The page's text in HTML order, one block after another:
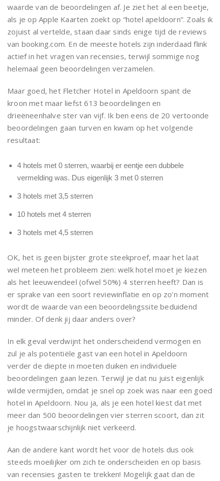
waarde van de beoordelingen af. Je ziet het al een beetje,
als je op Apple Kaarten zoekt op “hotel apeldoorn”. Zoals ik
zojuist al vertelde, staan daar sinds enige tijd de reviews
van booking.com. En de meeste hotels zijn inderdaad flink
actief in het vragen van recensies, terwijl sommige nog
helemaal geen beoordelingen verzamelen.
Maar goed, het Fletcher Hotel in Apeldoorn spant de
kroon met maar liefst 613 beoordelingen en
drieëneenhalve ster van vijf. Ik ben eens de 20 vertoonde
beoordelingen gaan turven en kwam op het volgende
resultaat:
4 hotels met 0 sterren, waarbij er eentje een dubbele
vermelding was. Dus eigenlijk 3 met 0 sterren
3 hotels met 3,5 sterren
10 hotels met 4 sterren
3 hotels met 4,5 sterren
OK, het is geen bijster grote steekproef, maar het laat
wel meteen het probleem zien: welk hotel moet je kiezen
als het leeuwendeel (ofwel 50%) 4 sterren heeft? Dan is
er sprake van een soort reviewinflatie en op zo’n moment
wordt de waarde van een beoordelingssite beduidend
minder. Of denk jij daar anders over?
In elk geval verdwijnt het onderscheidend vermogen en
zul je als potentiële gast van een hotel in Apeldoorn
verder de diepte in moeten duiken en individuele
beoordelingen gaan lezen. Terwijl je dat nu juist eigenlijk
wilde vermijden, omdat je snel op zoek was naar een goed
hotel in Apeldoorn. Nou ja, als je een hotel kiest dat met
meer dan 500 beoordelingen vier sterren scoort, dan zit
je hoogstwaarschijnlijk niet verkeerd.
Aan de andere kant wordt het voor de hotels dus ook
steeds moeilijker om zich te onderscheiden en op basis
van recensies gasten te trekken! Mogelijk gaat dan de